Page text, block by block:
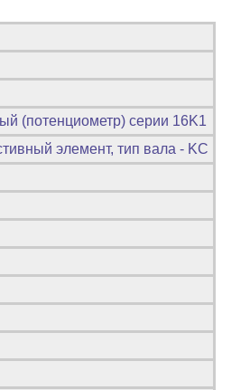
(потенциометр) серии 16K1
элемент, тип вала - KC